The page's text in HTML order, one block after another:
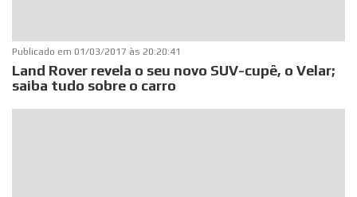
Publicado em 01/03/2017 às 20:20:41
Land Rover revela o seu novo SUV-cupê, o Velar;
saiba tudo sobre o carro